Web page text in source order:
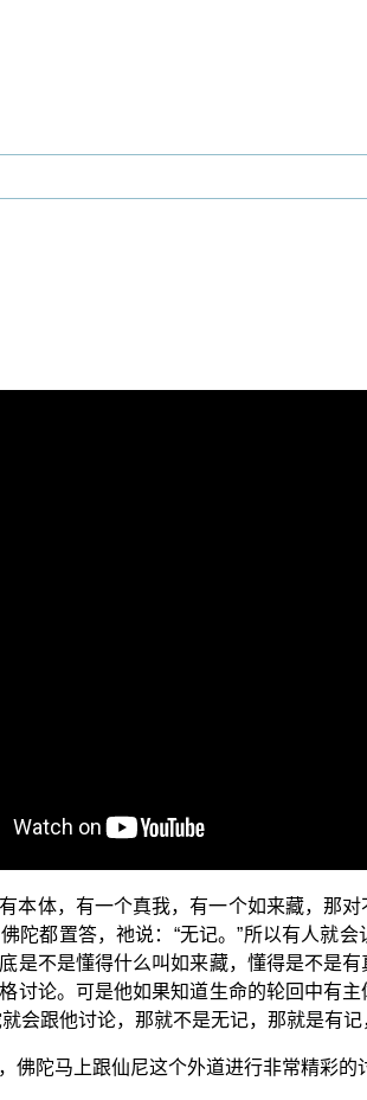
有讨论到如来藏的经文，那经文我们今天
答言：“无常。”世尊复问：“仙尼！若无
？”答言：“不也，世尊！”受、想、行、
仙尼外道的一个对话。这里就有谈到，
尼他已经开始知道，有一个五阴之外另
我马上转为如来。所以显然仙尼外道已
件事情，来讨论“五阴非我、不异我、不
本体，有一个真我，有一个如来藏，那
陀都置答，祂说：“无记。”所以有人就
是不是懂得什么叫如来藏，懂得是不是
讨论。可是他如果知道生命的轮回中有
会跟他讨论，那就不是无记，那就是有记
佛陀马上跟仙尼这个外道进行非常精彩的